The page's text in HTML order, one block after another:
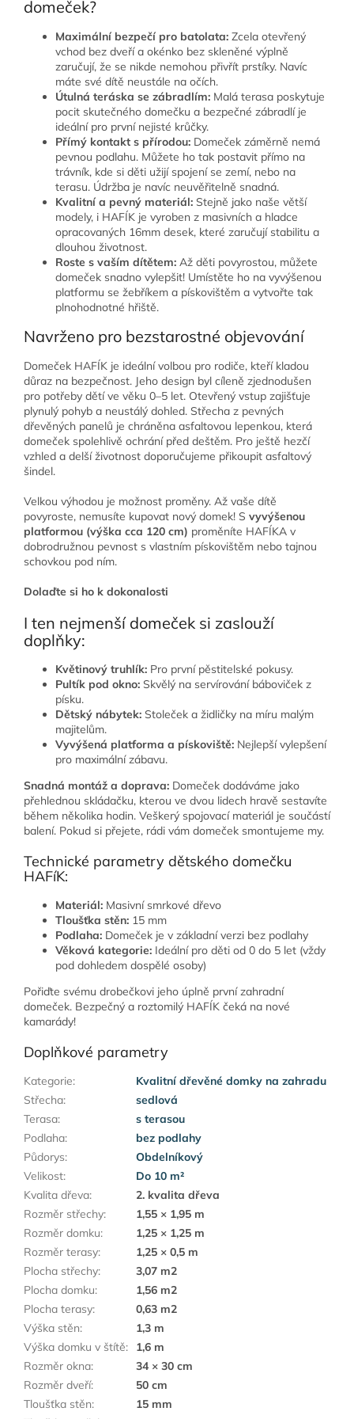
domeček?
Maximální bezpečí pro batolata: Zcela otevřený
vchod bez dveří a okénko bez skleněné výplně
zaručují, že se nikde nemohou přivřít prstíky. Navíc
máte své dítě neustále na očích.
Útulná teráska se zábradlím: Malá terasa poskytuje
pocit skutečného domečku a bezpečné zábradlí je
ideální pro první nejisté krůčky.
Přímý kontakt s přírodou: Domeček záměrně nemá
pevnou podlahu. Můžete ho tak postavit přímo na
trávník, kde si děti užijí spojení se zemí, nebo na
terasu. Údržba je navíc neuvěřitelně snadná.
Kvalitní a pevný materiál: Stejně jako naše větší
modely, i HAFÍK je vyroben z masivních a hladce
opracovaných 16mm desek, které zaručují stabilitu a
dlouhou životnost.
Roste s vaším dítětem: Až děti povyrostou, můžete
domeček snadno vylepšit! Umístěte ho na vyvýšenou
platformu se žebříkem a pískovištěm a vytvořte tak
plnohodnotné hřiště.
Navrženo pro bezstarostné objevování
Domeček HAFÍK je ideální volbou pro rodiče, kteří kladou
důraz na bezpečnost. Jeho design byl cíleně zjednodušen
pro potřeby dětí ve věku 0–5 let. Otevřený vstup zajišťuje
plynulý pohyb a neustálý dohled. Střecha z pevných
dřevěných panelů je chráněna asfaltovou lepenkou, která
domeček spolehlivě ochrání před deštěm. Pro ještě hezčí
vzhled a delší životnost doporučujeme přikoupit asfaltový
šindel.
Velkou výhodou je možnost proměny. Až vaše dítě
povyroste, nemusíte kupovat nový domek! S vyvýšenou
platformou (výška cca 120 cm) proměníte HAFÍKA v
dobrodružnou pevnost s vlastním pískovištěm nebo tajnou
schovkou pod ním.
Dolaďte si ho k dokonalosti
I ten nejmenší domeček si zaslouží
doplňky:
Květinový truhlík: Pro první pěstitelské pokusy.
Pultík pod okno: Skvělý na servírování báboviček z
písku.
Dětský nábytek: Stoleček a židličky na míru malým
majitelům.
Vyvýšená platforma a pískoviště: Nejlepší vylepšení
pro maximální zábavu.
Snadná montáž a doprava: Domeček dodáváme jako
přehlednou skládačku, kterou ve dvou lidech hravě sestavíte
během několika hodin. Veškerý spojovací materiál je součástí
balení. Pokud si přejete, rádi vám domeček smontujeme my.
Technické parametry dětského domečku
HAFíK:
Materiál: Masivní smrkové dřevo
Tloušťka stěn: 15 mm
Podlaha: Domeček je v základní verzi bez podlahy
Věková kategorie: Ideální pro děti od 0 do 5 let (vždy
pod dohledem dospělé osoby)
Pořiďte svému drobečkovi jeho úplně první zahradní
domeček. Bezpečný a roztomilý HAFÍK čeká na nové
kamarády!
Doplňkové parametry
Kategorie:
Kvalitní dřevěné domky na zahradu
Střecha:
sedlová
Terasa:
s terasou
Podlaha:
bez podlahy
Půdorys:
Obdelníkový
Velikost:
Do 10 m²
Kvalita dřeva:
2. kvalita dřeva
Rozměr střechy:
1,55 × 1,95 m
Rozměr domku:
1,25 × 1,25 m
Rozměr terasy:
1,25 × 0,5 m
Plocha střechy:
3,07 m2
Plocha domku:
1,56 m2
Plocha terasy:
0,63 m2
Výška stěn:
1,3 m
Výška domku v štítě:
1,6 m
Rozměr okna:
34 × 30 cm
Rozměr dveří:
50 cm
Tloušťka stěn:
15 mm